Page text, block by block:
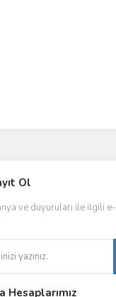
Sigorta &
Ol
ve duyuruları ile ilgili
Hesaplarımız